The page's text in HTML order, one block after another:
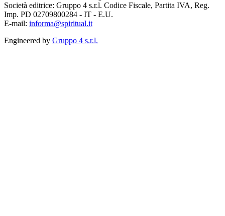
Società editrice: Gruppo 4 s.r.l. Codice Fiscale, Partita IVA, Reg.
Imp. PD 02709800284 - IT - E.U.
E-mail: informa@spiritual.it
Engineered by Gruppo 4 s.r.l.